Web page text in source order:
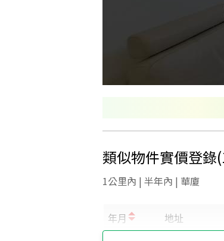
類似物件實價登錄(
1公里內 | 半年內 | 華廈